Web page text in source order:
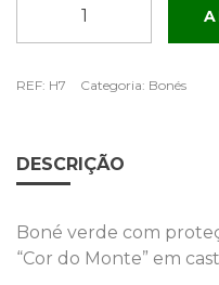
verde
de
pescoço
logotipo
"Cor
REF: H7 Categoria: Bonés
DESCRIÇÃO
Boné verde com
“Cor do Monte” em